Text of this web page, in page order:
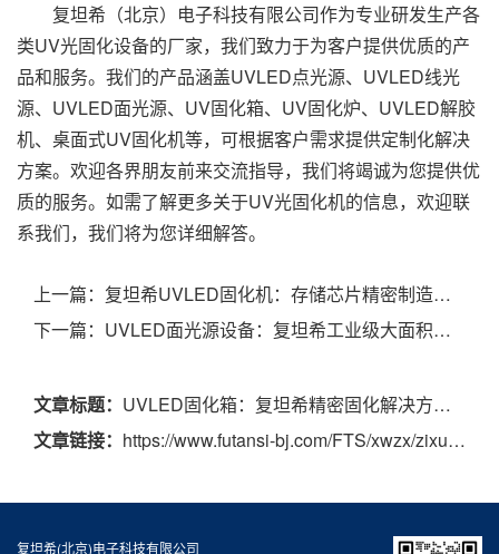
复坦希（北京）电子科技有限公司作为专业研发生产各
类UV光固化设备的厂家，我们致力于为客户提供优质的产
品和服务。我们的产品涵盖UVLED点光源、UVLED线光
源、UVLED面光源、UV固化箱、UV固化炉、UVLED解胶
机、桌面式UV固化机等，可根据客户需求提供定制化解决
方案。欢迎各界朋友前来交流指导，我们将竭诚为您提供优
质的服务。如需了解更多关于UV光固化机的信息，欢迎联
系我们，我们将为您详细解答。
上一篇： 复坦希UVLED固化机：存储芯片精密制造的可靠固化方案
下一篇： UVLED面光源设备：复坦希工业级大面积固化核心装备，赋能多行业升级
文章标题： UVLED固化箱：复坦希精密固化解决方案，赋能多行业高效生产
文章链接： https://www.futansi-bj.com/FTS/xwzx/zixun/1221.html
复坦希(北京)电子科技有限公司